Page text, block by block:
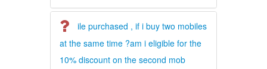
ile purchased , if i buy two mobiles
at the same time ?am i eligible for the
10% discount on the second mob